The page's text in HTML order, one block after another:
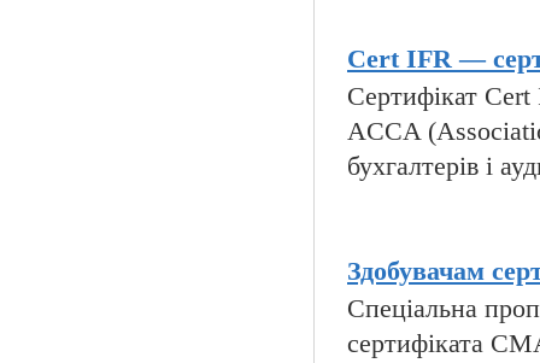
Cert IFR —
Сертифікат
ACCA
бухгалтерів і
Здобувачам
Спеціальна
сертифіката